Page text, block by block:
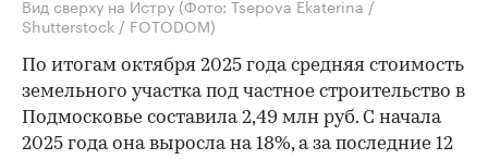
Вид сверху на Истру (Фото: Tsepova Ekaterina /
Shutterstock / FOTODOM)
По итогам октября 2025 года средняя стоимость
земельного участка под частное строительство в
Подмосковье составила 2,49 млн руб. С начала
2025 года она выросла на 18%, а за последние 12